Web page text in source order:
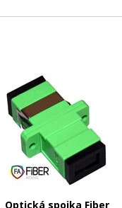
Optická spojka Fiber